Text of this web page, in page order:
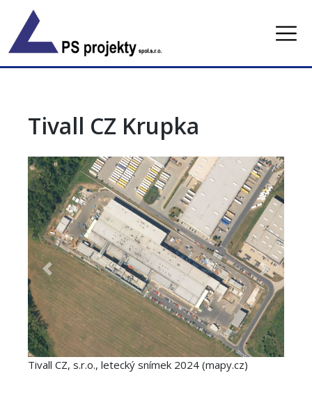
content
Tivall CZ Krupka
Tivall CZ, s.r.o., letecký snímek 2024 (mapy.cz)
Previous Next